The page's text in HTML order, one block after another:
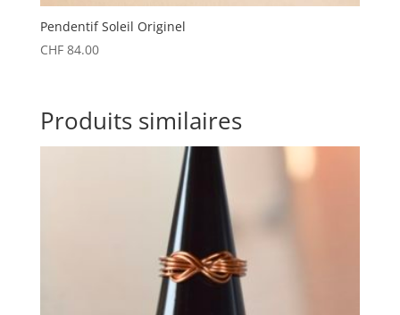
Pendentif Soleil Originel
CHF84.00
Produits similaires